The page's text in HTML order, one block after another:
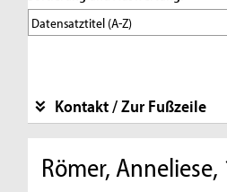
Kontakt / Zur Fußzeile
Römer,